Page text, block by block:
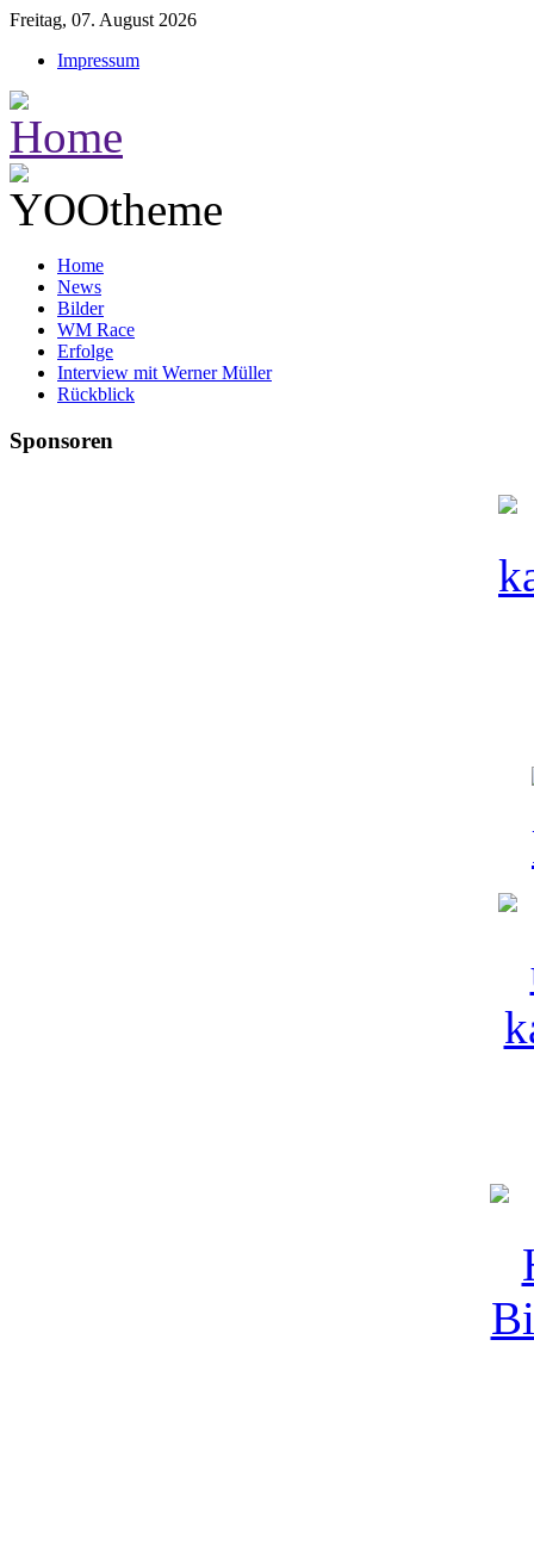
Freitag, 07. August 2026
Impressum
Home
News
Bilder
WM Race
Erfolge
Interview mit Werner Müller
Rückblick
Sponsoren